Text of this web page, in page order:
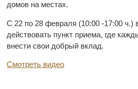
домов на местах.
С 22 по 28 февраля (10:00 -17:00
действовать пункт приема, где
внести свои добрый вклад.
Смотреть видео